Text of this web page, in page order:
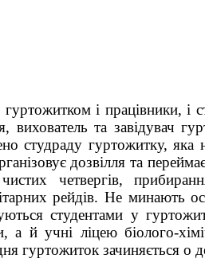
гуртожитком і працівники, і
вихователь та завідувач
студраду гуртожитку, яка
дозвілля та
четвергів,
рейдів. Не минають
студентами у
а й учні ліцею біолого-
гуртожиток зачиняється о